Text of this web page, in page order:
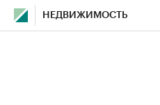
НЕДВИЖИМОСТЬ